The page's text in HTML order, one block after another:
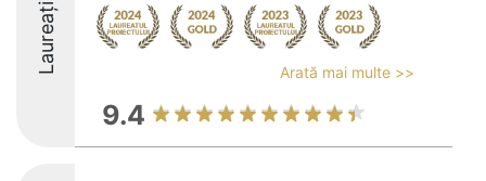
Laureați Arată mai multe >>
9.4